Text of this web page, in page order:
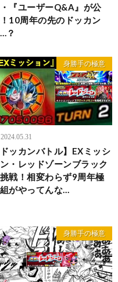
『ユーザーQ&A』が公
10周年の先のドッカン
？
身勝手の極意
2024.05.31
ドッカンバトル】EXミッシ
・レッドゾーンブラック
戦！相変わらず9周年極
がやってんな…
身勝手の極意